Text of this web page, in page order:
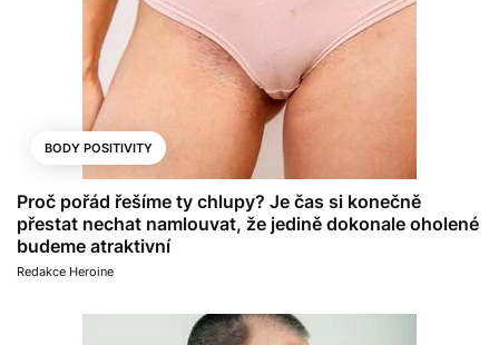
BODY POSITIVITY
Proč pořád řešíme ty chlupy? Je čas si konečně
přestat nechat namlouvat, že jedině dokonale oholené
budeme atraktivní
Redakce Heroine